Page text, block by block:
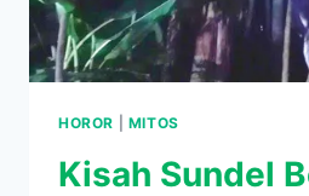
HOROR MITOS
Kisah Sundel